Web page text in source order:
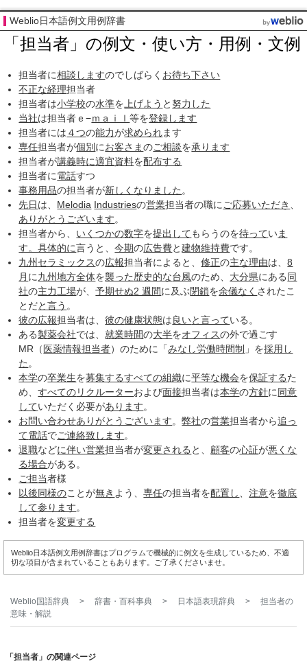
Weblio日本語例文用例辞書
「担当者」の例文・使い方・用例・文例
担当者に相談しますのでしばらく お待ち下さい
不正な経理担当者
担当者は小学校の水準を上げよう と 努力した
当社は担当者ｅ−ｍａｉｌ等を登録します
担当者には ４つの能力が求められます
専任担当者が個別 にお客さまのご相談を承ります
担当者が講義時に適宜資料を配布する
担当者に電話すつ
事務用品の担当者が新しく なりました。
先日は、 Melodia Industriesの営業担当者の職にご応募いただき 、
ありがとうございます。
担当者から、 いくつかの数字を提出してもらうのを待っていま
す。具体的に言うと、今期の広告費と建物維持費です。
九州 セラミックスの広報担当者によると、修正の主な理由は、8
月 に九州地方全体を襲った歴史的な台風のため、 大分県にある同
社の主力工場が、予期せぬ2 週間に及ぶ閉鎖を余儀なく されたこ
とだと言う 。
彼の広報担当者は、彼の健康状態は良いと言っている。
ある製薬会社では、就業時間の大半をオフィスの外で過ごす
MR（ 医薬情報担当者）のために「みなし労働時間制 」を採用し
た。
本学の卒業生を募集するすべての組織に平等な機会を保証するた
め、すべてのリクルーターおよび面接担当者は本学の方針に同意
していただく必要があります。
お問い合わせありがとうございます。弊社の営業担当者から追っ
て電話でご連絡致します。
退職などに伴い営業担当者が変更される と、 顧客の心証が悪くな
る場合がある。
ご担当者様
以後同様のことが無き よう、専任の担当者を配置し、注意を徹底
して参ります。
担当者を変更する
Weblio日本語例文用例辞書はプログラムで機械的に例文を生成しているため、不適
切な項目が含まれていることもあります。ご了承くださいませ。
Weblio国語辞典 > 辞書・百科事典 > 日本語表現辞典 > 担当者の
意味・解説
「担当者」の関連ページ